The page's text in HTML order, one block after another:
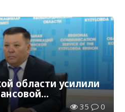
области усилили
35 0